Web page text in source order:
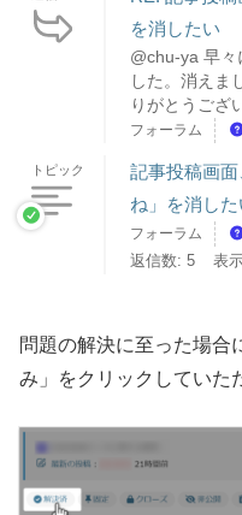
を消したい
@chu-ya 早々
した。消えま
りがとうござ
フォーラム
トピック
記事投稿画
ね」を消した
フォーラム
返信数: 5 表
問題の解決に至った場合
み」をクリックしていた